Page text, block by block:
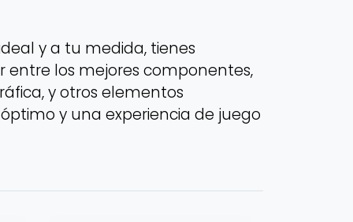
y a tu medida, tienes
entre los mejores componentes,
y otros elementos
y una experiencia de juego